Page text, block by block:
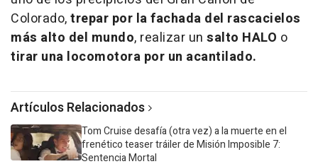
Colorado,trepar por la fachada del rascacielos
más alto del mundo, realizar un salto HALO o
tirar una locomotora por un acantilado.
Artículos Relacionados
Tom Cruise desafía (otra vez) a la muerte en el
frenético teaser tráiler de Misión Imposible 7:
Sentencia Mortal